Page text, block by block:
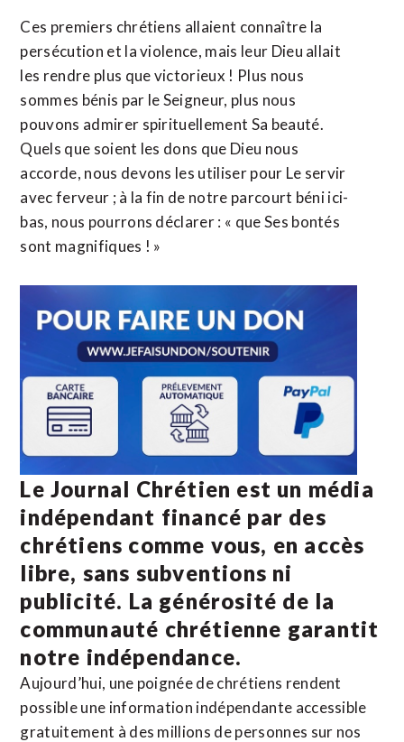
Ces premiers chrétiens allaient connaître la
persécution et la violence, mais leur Dieu allait
les rendre plus que victorieux ! Plus nous
sommes bénis par le Seigneur, plus nous
pouvons admirer spirituellement Sa beauté.
Quels que soient les dons que Dieu nous
accorde, nous devons les utiliser pour Le servir
avec ferveur ; à la fin de notre parcourt béni ici-
bas, nous pourrons déclarer : « que Ses bontés
sont magnifiques ! »
Le Journal Chrétien est un média
indépendant financé par des
chrétiens comme vous, en accès
libre, sans subventions ni
publicité. La générosité de la
communauté chrétienne garantit
notre indépendance.
Aujourd’hui, une poignée de chrétiens rendent
possible une information indépendante accessible
gratuitement à des millions de personnes sur nos